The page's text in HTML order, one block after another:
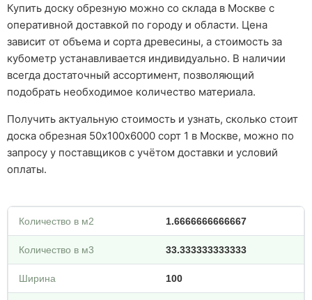
Купить доску обрезную можно со склада в Москве с
оперативной доставкой по городу и области. Цена
зависит от объема и сорта древесины, а стоимость за
кубометр устанавливается индивидуально. В наличии
всегда достаточный ассортимент, позволяющий
подобрать необходимое количество материала.
Получить актуальную стоимость и узнать, сколько стоит
доска обрезная 50х100х6000 сорт 1 в Москве, можно по
запросу у поставщиков с учётом доставки и условий
оплаты.
Количество в м2 1.6666666666667
Количество в м3 33.333333333333
Ширина 100